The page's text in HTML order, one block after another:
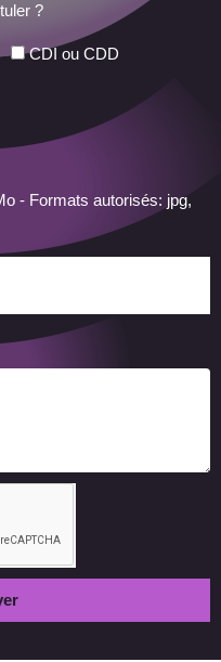
?
CDI ou CDD
- Formats autorisés: jpg,